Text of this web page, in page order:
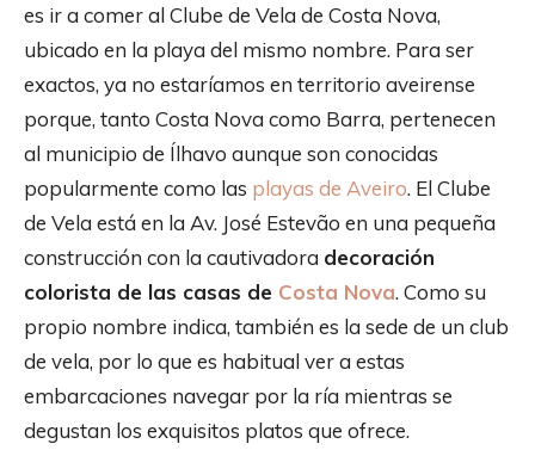
es ir a comer al Clube de Vela de Costa Nova,
ubicado en la playa del mismo nombre. Para ser
exactos, ya no estaríamos en territorio aveirense
porque, tanto Costa Nova como Barra, pertenecen
al municipio de Ílhavo aunque son conocidas
popularmente como las playas de Aveiro. El Clube
de Vela está en la Av. José Estevão en una pequeña
construcción con la cautivadora decoración
colorista de las casas de Costa Nova. Como su
propio nombre indica, también es la sede de un club
de vela, por lo que es habitual ver a estas
embarcaciones navegar por la ría mientras se
degustan los exquisitos platos que ofrece.